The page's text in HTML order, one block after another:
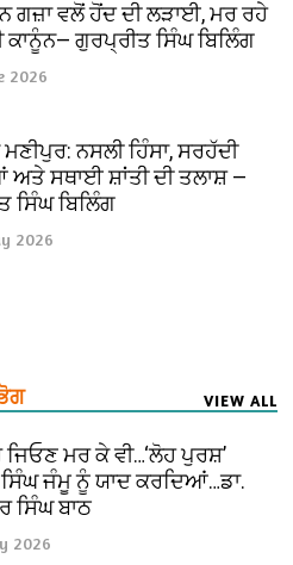
ਗਜ਼ਾ ਵਲੋਂ ਹੋਂਦ ਦੀ ਲੜਾਈ, ਮਰ ਰਹੇ
ਕਾਨੂੰਨ— ਗੁਰਪ੍ਰੀਤ ਸਿੰਘ ਬਿਲਿੰਗ
2026
ਨਸਲੀ ਹਿੰਸਾ, ਸਰਹੱਦੀ
ਸਥਾਈ ਸ਼ਾਂਤੀ ਦੀ ਤਲਾਸ਼ —
ਸਿੰਘ ਬਿਲਿੰਗ
2026
VIEW ALL
ਮਰ ਕੇ ਵੀ…‘ਲੋਹ ਪੁਰਸ਼’
ਜੰਮੂ ਨੂੰ ਯਾਦ ਕਰਦਿਆਂ…ਡਾ.
ਸਿੰਘ ਬਾਠ
2026